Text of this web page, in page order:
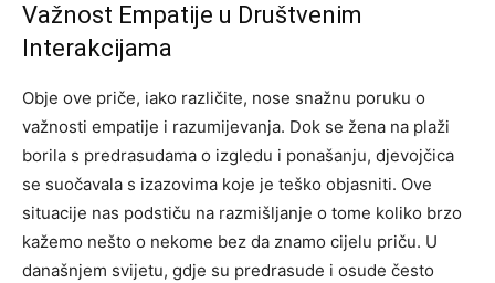
Važnost Empatije u Društvenim
Interakcijama
Obje ove priče, iako različite, nose snažnu poruku o
važnosti empatije i razumijevanja. Dok se žena na plaži
borila s predrasudama o izgledu i ponašanju, djevojčica
se suočavala s izazovima koje je teško objasniti. Ove
situacije nas podstiču na razmišljanje o tome koliko brzo
kažemo nešto o nekome bez da znamo cijelu priču. U
današnjem svijetu, gdje su predrasude i osude često